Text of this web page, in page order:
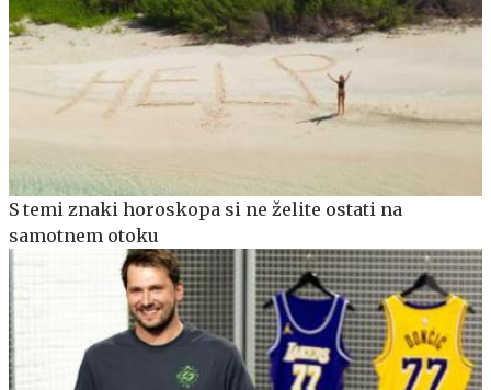
S temi znaki horoskopa si ne želite ostati na
samotnem otoku